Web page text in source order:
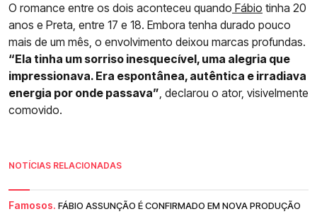
O romance entre os dois aconteceu quando Fábio tinha 20
anos e Preta, entre 17 e 18. Embora tenha durado pouco
mais de um mês, o envolvimento deixou marcas profundas.
“Ela tinha um sorriso inesquecível, uma alegria que
impressionava. Era espontânea, autêntica e irradiava
energia por onde passava”, declarou o ator, visivelmente
comovido.
NOTÍCIAS RELACIONADAS
Famosos. FÁBIO ASSUNÇÃO É CONFIRMADO EM NOVA PRODUÇÃO